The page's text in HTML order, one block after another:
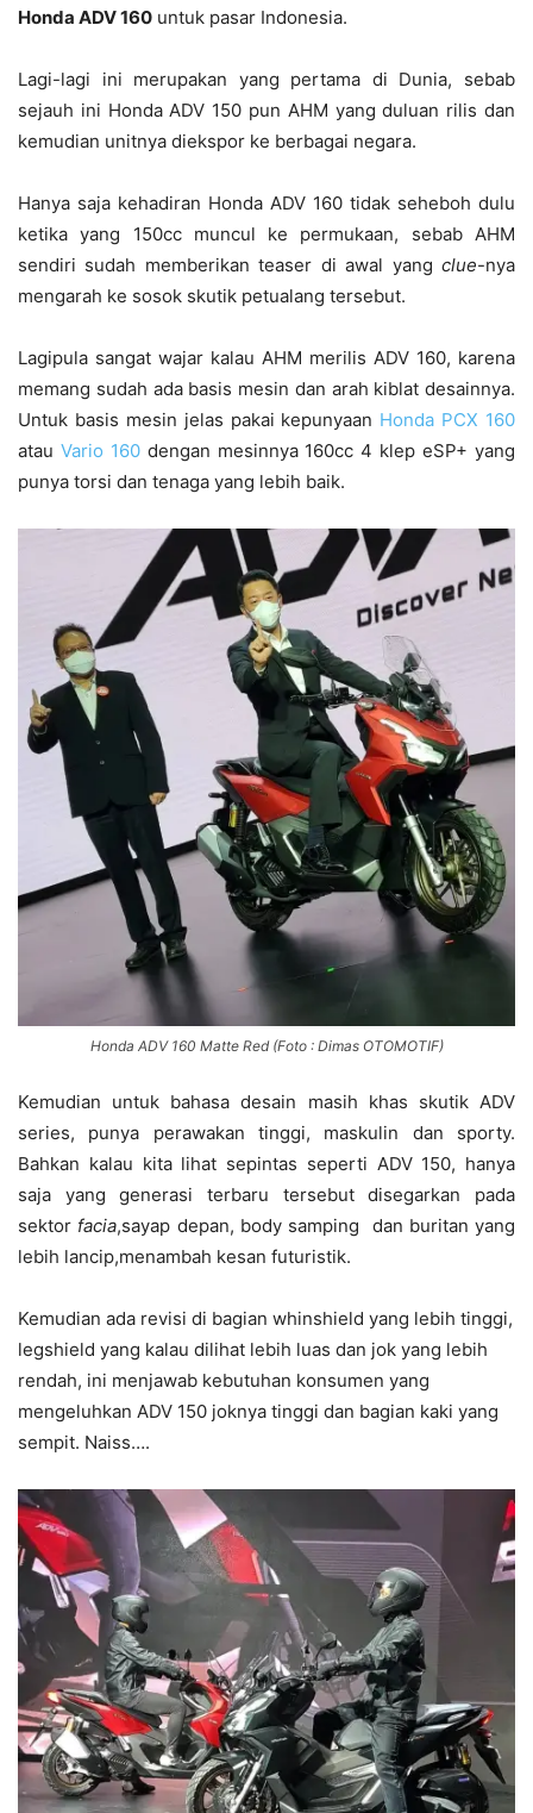
Honda ADV 160 untuk pasar Indonesia.
Lagi-lagi ini merupakan yang pertama di Dunia, sebab
sejauh ini Honda ADV 150 pun AHM yang duluan rilis dan
kemudian unitnya diekspor ke berbagai negara.
Hanya saja kehadiran Honda ADV 160 tidak seheboh dulu
ketika yang 150cc muncul ke permukaan, sebab AHM
sendiri sudah memberikan teaser di awal yang clue-nya
mengarah ke sosok skutik petualang tersebut.
Lagipula sangat wajar kalau AHM merilis ADV 160, karena
memang sudah ada basis mesin dan arah kiblat desainnya.
Untuk basis mesin jelas pakai kepunyaan Honda PCX 160
atau Vario 160dengan mesinnya 160cc 4 klep eSP+ yang
punya torsi dan tenaga yang lebih baik.
Honda ADV 160 Matte Red (Foto : Dimas OTOMOTIF)
Kemudian untuk bahasa desain masih khas skutik ADV
series, punya perawakan tinggi, maskulin dan sporty.
Bahkan kalau kita lihat sepintas seperti ADV 150, hanya
saja yang generasi terbaru tersebut disegarkan pada
sektor facia,sayap depan, body samping dan buritan yang
lebih lancip,menambah kesan futuristik.
Kemudian ada revisi di bagian whinshield yang lebih tinggi,
legshield yang kalau dilihat lebih luas dan jok yang lebih
rendah, ini menjawab kebutuhan konsumen yang
mengeluhkan ADV 150 joknya tinggi dan bagian kaki yang
sempit. Naiss….